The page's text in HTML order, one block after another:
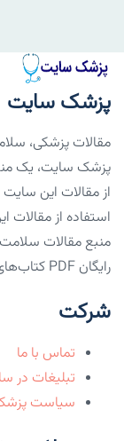
پزشک سایت
مقالات پزشکی،
پزشک سایت، یک
از مقالات این
استفاده از
منبع مقالات
رایگان PDF کتاب‌های پزشکی.
شرکت
تماس با ما
تبلیغات در
سیاست